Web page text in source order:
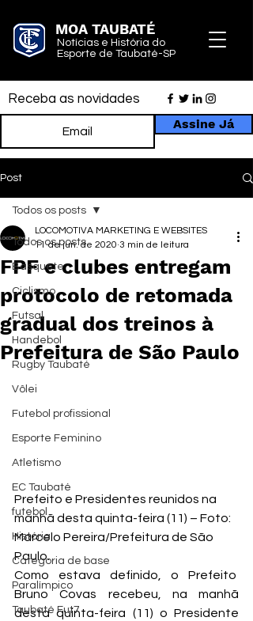
MOA TAUBATÉ
Notícias e História do
Esporte de Taubaté-SP
Receba as novidades
Assine Já
Post
Todos os posts
Basquete
Ciclismo
Futsal
Handebol
Rugby Taubaté
Vôlei
Futebol profissional
Esporte Feminino
Atletismo
EC Taubaté
futebol
História
Categoria de base
Paralímpico
Taubaté Fut7
Todos os posts
FPF e clubes entregam
protocolo de retomada
gradual dos treinos à
Prefeitura de São Paulo
LOCOMOTIVA MARKETING E WEBSITES
11 de jun. de 2020 3 min de leitura
Prefeito e Presidentes reunidos na
manhã desta quinta-feira (11) – Foto:
Marcelo Pereira/Prefeitura de São
Paulo.
Como estava definido, o Prefeito
Bruno Covas recebeu, na manhã
desta quinta-feira (11) o Presidente